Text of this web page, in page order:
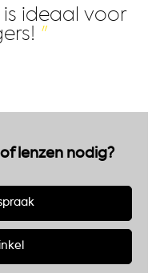
is ideaal voor
lenzen nodig?